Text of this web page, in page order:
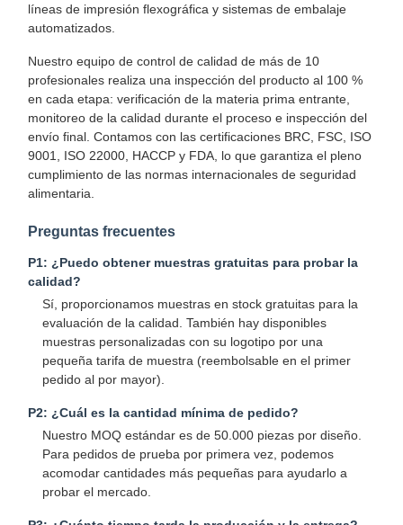
Inicio
Nosotros
Control De
Taza de café de papel
Taza de papel de helado
CUENCO DE PAPEL disponible
Taza de sopa de papel
líneas de impresión flexográfica y sistemas de embalaje
automatizados.
Nuestro equipo de control de calidad de más de 10
profesionales realiza una inspección del producto al 100 %
en cada etapa: verificación de la materia prima entrante,
monitoreo de la calidad durante el proceso e inspección del
envío final. Contamos con las certificaciones BRC, FSC, ISO
9001, ISO 22000, HACCP y FDA, lo que garantiza el pleno
cumplimiento de las normas internacionales de seguridad
alimentaria.
Preguntas frecuentes
P1: ¿Puedo obtener muestras gratuitas para probar la
calidad?
Sí, proporcionamos muestras en stock gratuitas para la
evaluación de la calidad. También hay disponibles
muestras personalizadas con su logotipo por una
pequeña tarifa de muestra (reembolsable en el primer
pedido al por mayor).
P2: ¿Cuál es la cantidad mínima de pedido?
Nuestro MOQ estándar es de 50.000 piezas por diseño.
Para pedidos de prueba por primera vez, podemos
acomodar cantidades más pequeñas para ayudarlo a
probar el mercado.